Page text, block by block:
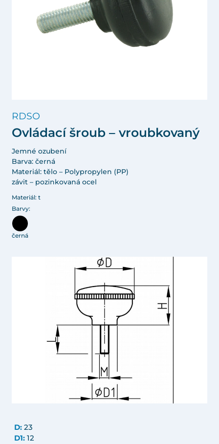
RDSO
Ovládací šroub – vroubkovaný
Jemné ozubení
Barva: černá
Materiál: tělo – Polypropylen (PP)
závit – pozinkovaná ocel
Materiál: t
Barvy:
černá
D: 23
D1: 12